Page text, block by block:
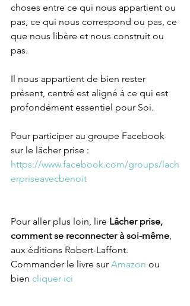
choses entre ce qui nous appartient ou
pas, ce qui nous correspond ou pas, ce
que nous libère et nous construit ou
pas.
Il nous appartient de bien rester
présent, centré est aligné à ce qui est
profondément essentiel pour Soi.
Pour participer au groupe Facebook
sur le lâcher prise :
https://www.facebook.com/groups/lach
erpriseavecbenoit
Pour aller plus loin, lire Lâcher prise,
comment se reconnecter à soi-même
aux éditions Robert-Laffont.
Commander le livre sur Amazon ou
bien cliquer ici